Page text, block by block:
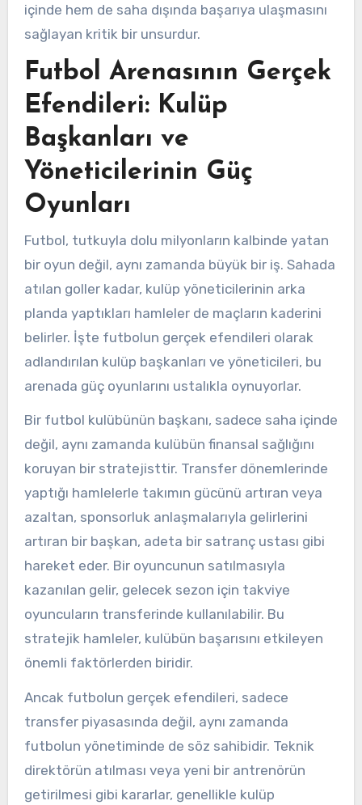
içinde hem de saha dışında başarıya ulaşmasını
sağlayan kritik bir unsurdur.
Futbol Arenasının Gerçek
Efendileri: Kulüp
Başkanları ve
Yöneticilerinin Güç
Oyunları
Futbol, tutkuyla dolu milyonların kalbinde yatan
bir oyun değil, aynı zamanda büyük bir iş. Sahada
atılan goller kadar, kulüp yöneticilerinin arka
planda yaptıkları hamleler de maçların kaderini
belirler. İşte futbolun gerçek efendileri olarak
adlandırılan kulüp başkanları ve yöneticileri, bu
arenada güç oyunlarını ustalıkla oynuyorlar.
Bir futbol kulübünün başkanı, sadece saha içinde
değil, aynı zamanda kulübün finansal sağlığını
koruyan bir stratejisttir. Transfer dönemlerinde
yaptığı hamlelerle takımın gücünü artıran veya
azaltan, sponsorluk anlaşmalarıyla gelirlerini
artıran bir başkan, adeta bir satranç ustası gibi
hareket eder. Bir oyuncunun satılmasıyla
kazanılan gelir, gelecek sezon için takviye
oyuncuların transferinde kullanılabilir. Bu
stratejik hamleler, kulübün başarısını etkileyen
önemli faktörlerden biridir.
Ancak futbolun gerçek efendileri, sadece
transfer piyasasında değil, aynı zamanda
futbolun yönetiminde de söz sahibidir. Teknik
direktörün atılması veya yeni bir antrenörün
getirilmesi gibi kararlar, genellikle kulüp